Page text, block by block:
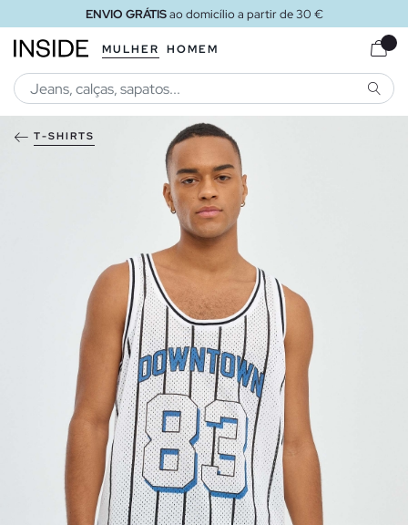
ENVIO GRÁTISao domicílio a partir de 30 €
MULHER HOMEM
T-SHIRTS